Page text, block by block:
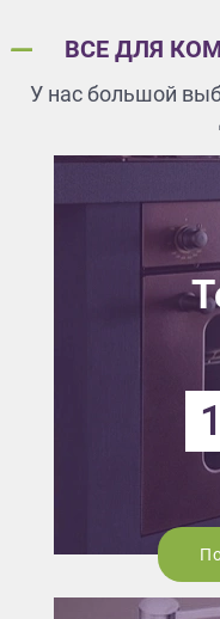
ВСЕ ДЛЯ
У нас большой
1